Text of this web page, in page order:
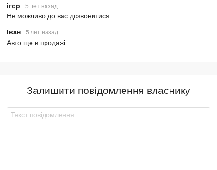
ігор 5 лет назад
Не можливо до вас дозвонитися
Іван 5 лет назад
Авто ще в продажі
Залишити повідомлення власнику